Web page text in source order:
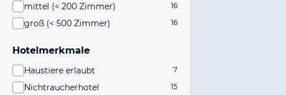
mittel (< 200 Zimmer) 16
groß (< 500 Zimmer) 16
Hotelmerkmale
Haustiere erlaubt 7
Nichtraucherhotel 15